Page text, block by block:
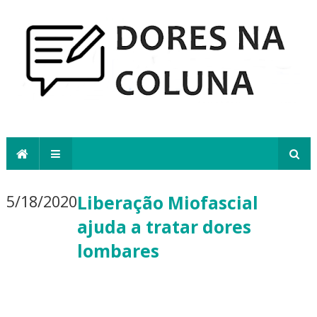
5/18/2020Liberação Miofascial
ajuda a tratar dores
lombares